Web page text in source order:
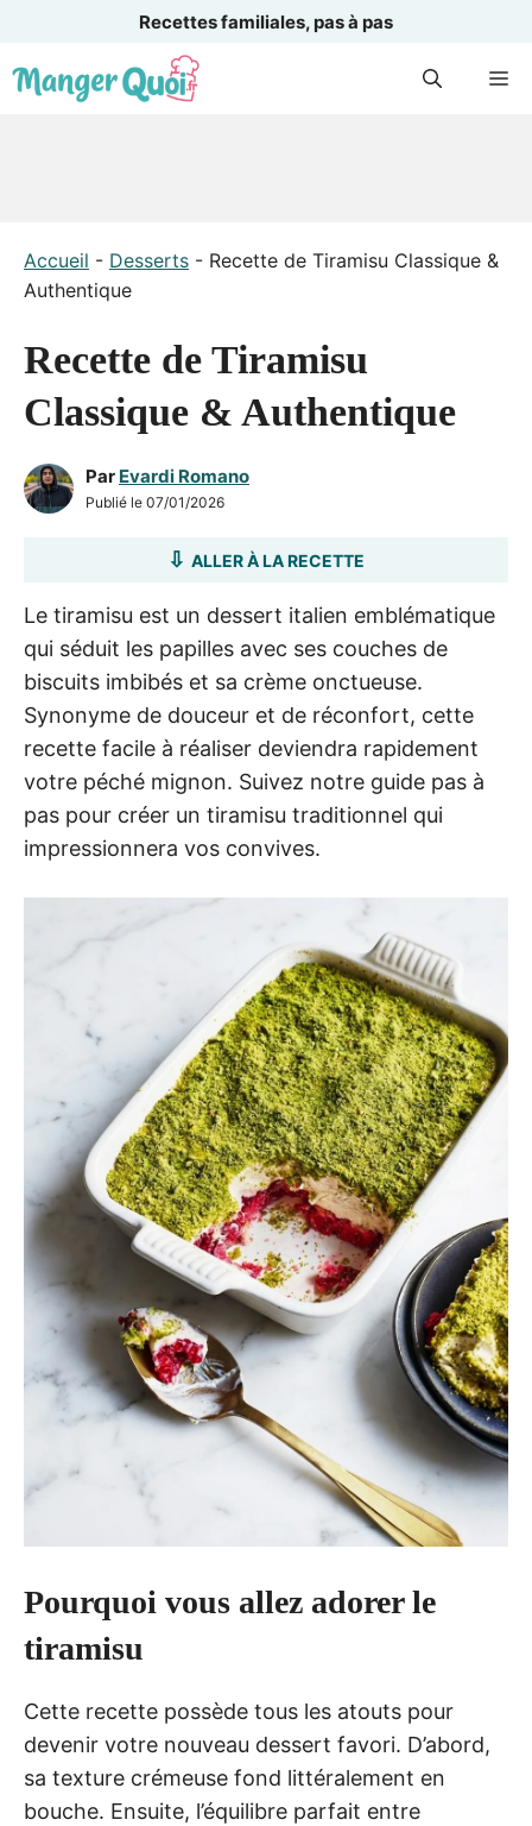
Recettes familiales, pas à pas
au
Accueil - Desserts - Recette de Tiramisu Classique &
Authentique
Recette de Tiramisu
Classique & Authentique
Par Evardi Romano
Publié le 07/01/2026
ALLER À LA RECETTE
Le tiramisu est un dessert italien emblématique
qui séduit les papilles avec ses couches de
biscuits imbibés et sa crème onctueuse.
Synonyme de douceur et de réconfort, cette
recette facile à réaliser deviendra rapidement
votre péché mignon. Suivez notre guide pas à
pas pour créer un tiramisu traditionnel qui
impressionnera vos convives.
Pourquoi vous allez adorer le
tiramisu
Cette recette possède tous les atouts pour
devenir votre nouveau dessert favori. D’abord,
sa texture crémeuse fond littéralement en
bouche. Ensuite, l’équilibre parfait entre